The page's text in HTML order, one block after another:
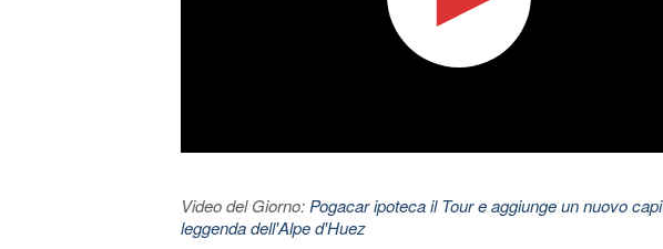
Video del Giorno: Pogacar ipoteca il Tour e aggiunge un nuovo
leggenda dell'Alpe d'Huez